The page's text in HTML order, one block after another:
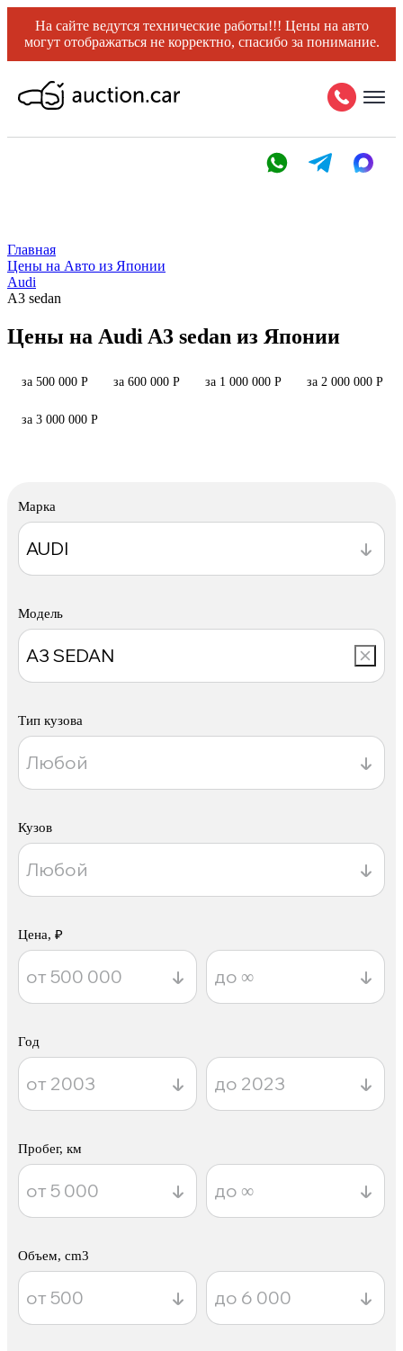
На сайте ведутся технические работы!!! Цены на авто
могут отображаться не корректно, спасибо за понимание.
Главная
Цены на Авто из Японии
Audi
A3 sedan
Цены на Audi A3 sedan из Японии
за 500 000 Р за 600 000 Р за 1 000 000 Р за 2 000 000 Р
за 3 000 000 Р
Марка
Модель
Тип кузова
Кузов
Цена, ₽
Год
Пробег, км
Объем, cm3